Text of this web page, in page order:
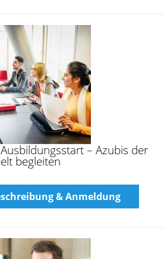
– Azubis der
begleiten
& Anmeldung